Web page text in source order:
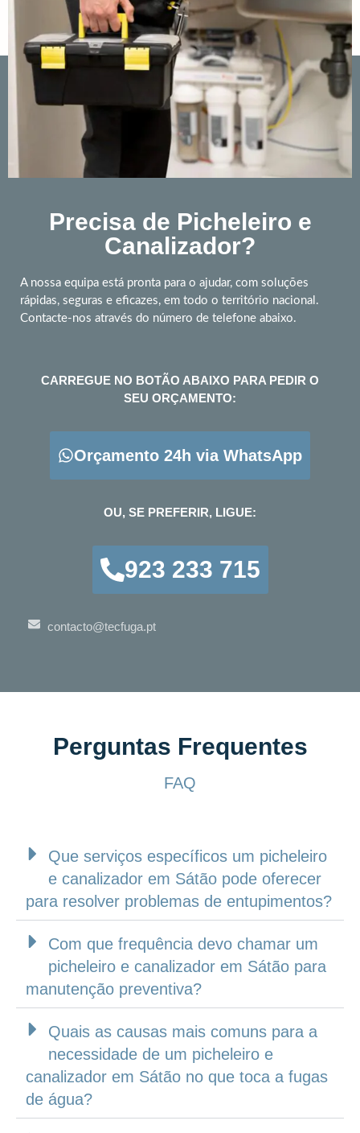
Precisa de Picheleiro e
Canalizador?
A nossa equipa está pronta para o ajudar, com soluções
rápidas, seguras e eficazes, em todo o território nacional.
Contacte-nos através do número de telefone abaixo.
CARREGUE NO BOTÃO ABAIXO PARA PEDIR O
SEU ORÇAMENTO:
Orçamento 24h via WhatsApp
OU, SE PREFERIR, LIGUE:
923 233 715
contacto@tecfuga.pt
Perguntas Frequentes
FAQ
Que serviços específicos um picheleiro
e canalizador em Sátão pode oferecer
para resolver problemas de entupimentos?
Com que frequência devo chamar um
picheleiro e canalizador em Sátão para
manutenção preventiva?
Quais as causas mais comuns para a
necessidade de um picheleiro e
canalizador em Sátão no que toca a fugas
de água?